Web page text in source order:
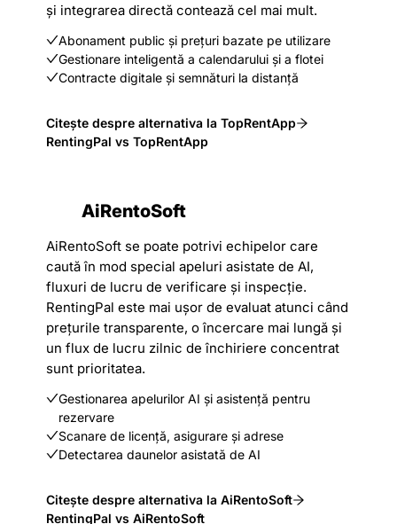
și integrarea directă contează cel mai mult.
Abonament public și prețuri bazate pe utilizare
Gestionare inteligentă a calendarului și a flotei
Contracte digitale și semnături la distanță
Citește despre alternativa la TopRentApp
RentingPal vs TopRentApp
AiRentoSoft
AiRentoSoft se poate potrivi echipelor care
caută în mod special apeluri asistate de AI,
fluxuri de lucru de verificare și inspecție.
RentingPal este mai ușor de evaluat atunci când
prețurile transparente, o încercare mai lungă și
un flux de lucru zilnic de închiriere concentrat
sunt prioritatea.
Gestionarea apelurilor AI și asistență pentru
rezervare
Scanare de licență, asigurare și adrese
Detectarea daunelor asistată de AI
Citește despre alternativa la AiRentoSoft
RentingPal vs AiRentoSoft